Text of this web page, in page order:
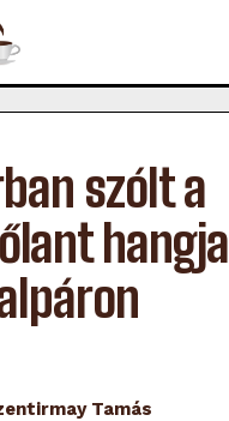
szólt a
hangja
Tamás